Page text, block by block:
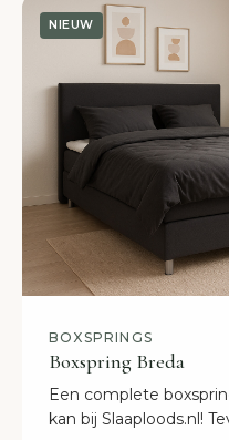
NIEUW
BOXSPRINGS
Boxspring Breda
Een complete
kan bij Slaaploods.nl!